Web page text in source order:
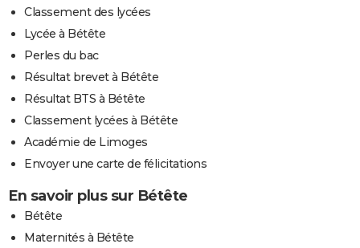
Classement des lycées
Lycée à Bétête
Perles du bac
Résultat brevet à Bétête
Résultat BTS à Bétête
Classement lycées à Bétête
Académie de Limoges
Envoyer une carte de félicitations
En savoir plus sur Bétête
Bétête
Maternités à Bétête